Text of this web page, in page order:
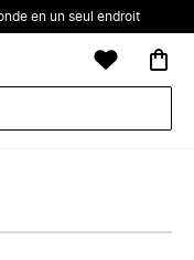
en un seul endroit